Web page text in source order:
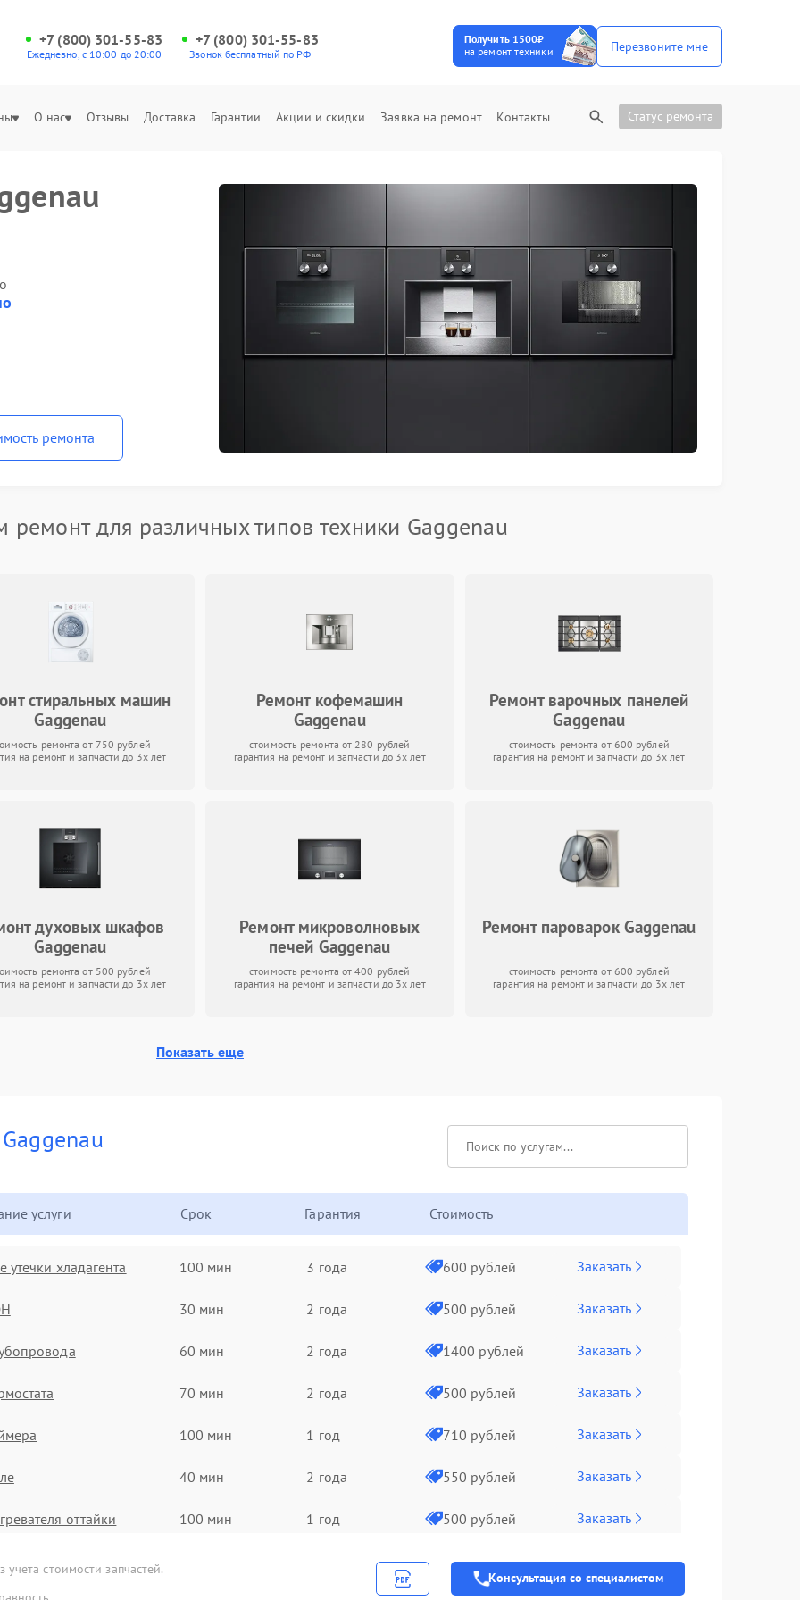
+7 (800) 301-55-83
Ежедневно, с 10:00 до 20:00
+7 (800) 301-55-83
Звонок бесплатный по РФ
Получить 1500₽
на ремонт техники
Перезвоните мне
О нас Отзывы Доставка Гарантии Акции и скидки Заявка на ремонт Контакты Статус ремонта
ремонта
ремонт для различных типов техники Gaggenau
стиральных машин
Gaggenau
ремонта от 750 рублей
на ремонт и запчасти до 3х лет
Ремонт кофемашин
Gaggenau
стоимость ремонта от 280 рублей
гарантия на ремонт и запчасти до 3х лет
Ремонт варочных панелей
Gaggenau
стоимость ремонта от 600 рублей
гарантия на ремонт и запчасти до 3х лет
духовых шкафов
Gaggenau
ремонта от 500 рублей
на ремонт и запчасти до 3х лет
Ремонт микроволновых
печей Gaggenau
стоимость ремонта от 400 рублей
гарантия на ремонт и запчасти до 3х лет
Ремонт пароварок Gaggenau
стоимость ремонта от 600 рублей
гарантия на ремонт и запчасти до 3х лет
Показать еще
Gaggenau
услуги Срок Гарантия Стоимость
утечки хладагента 100 мин 3 года 600 рублей Заказать
30 мин 2 года 500 рублей Заказать
60 мин 2 года 1400 рублей Заказать
70 мин 2 года 500 рублей Заказать
100 мин 1 год 710 рублей Заказать
40 мин 2 года 550 рублей Заказать
оттайки 100 мин 1 год 500 рублей Заказать
500 рублей Заказать
стоимости запчастей.
Консультация со специалистом